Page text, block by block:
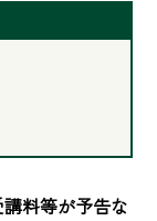
料等が予告な